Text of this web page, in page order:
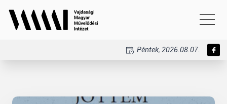
Péntek, 2026.08.07.